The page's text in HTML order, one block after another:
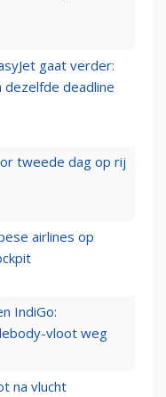
gaat verder:
deadline
tweede dag op rij
airlines op
IndiGo:
vloot weg
na vlucht